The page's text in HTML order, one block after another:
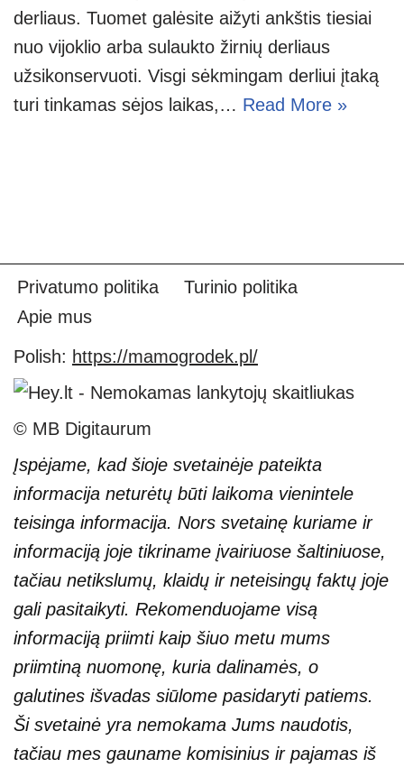
derliaus. Tuomet galėsite aižyti ankštis tiesiai
nuo vijoklio arba sulaukto žirnių derliaus
užsikonservuoti. Visgi sėkmingam derliui įtaką
turi tinkamas sėjos laikas,… Read More »
Privatumo politika
Turinio politika
Apie mus
Polish: https://mamogrodek.pl/
© MB Digitaurum
Įspėjame, kad šioje svetainėje pateikta
informacija neturėtų būti laikoma vienintele
teisinga informacija. Nors svetainę kuriame ir
informaciją joje tikriname įvairiuose šaltiniuose,
tačiau netikslumų, klaidų ir neteisingų faktų joje
gali pasitaikyti. Rekomenduojame visą
informaciją priimti kaip šiuo metu mums
priimtiną nuomonę, kuria dalinamės, o
galutines išvadas siūlome pasidaryti patiems.
Ši svetainė yra nemokama Jums naudotis,
tačiau mes gauname komisinius ir pajamas iš